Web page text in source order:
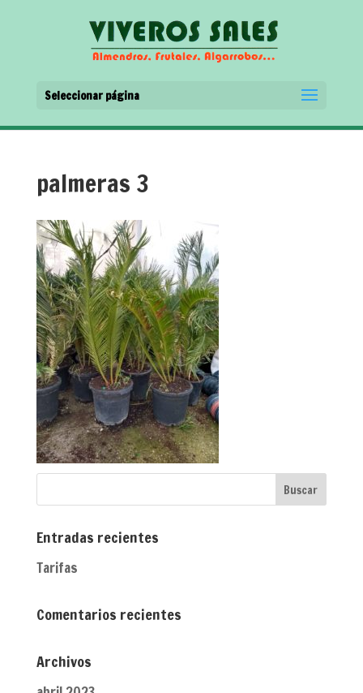
Seleccionar página
palmeras 3
Entradas recientes
Tarifas
Comentarios recientes
Archivos